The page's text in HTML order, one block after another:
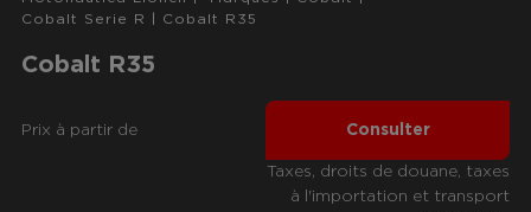
Cobalt Serie R
Cobalt R35
Cobalt R35
Prix ​​à partir de Consulter
Taxes, droits de douane, taxes
à l'importation et transport